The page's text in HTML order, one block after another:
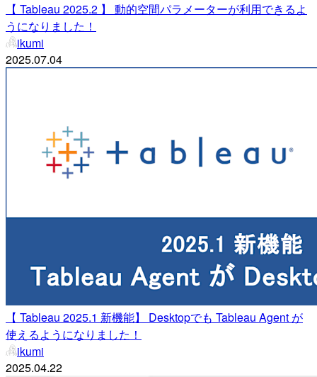
【 Tableau 2025.2 】 動的空間パラメーターが利用できるよ
うになりました！
ikumi
2025.07.04
【 Tableau 2025.1 新機能】 Desktopでも Tableau Agent が
使えるようになりました！
ikumi
2025.04.22